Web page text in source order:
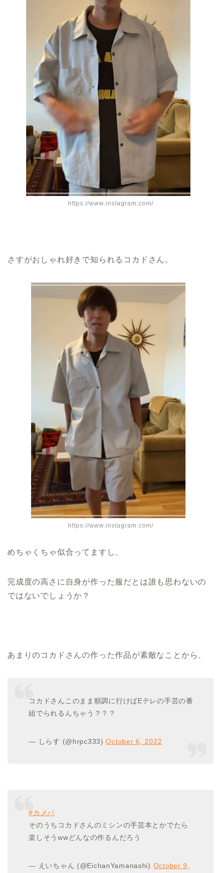
https://www.instagram.com/
さすがおしゃれ好きで知られるコカドさん。
https://www.instagram.com/
めちゃくちゃ似合ってますし、
完成度の高さに自身が作った服だとは誰も思わないの
ではないでしょうか？
あまりのコカドさんの作った作品が素敵なことから、
コカドさんこのまま順調に行けばEテレの手芸の番
組でられるんちゃう？？？
— しらす (@hrpc333)October 6, 2022
#カメパ
そのうちコカドさんのミシンの手芸本とかでたら
楽しそうwwどんなの作るんだろう
— えいちゃん (@EichanYamanashi) October 9,